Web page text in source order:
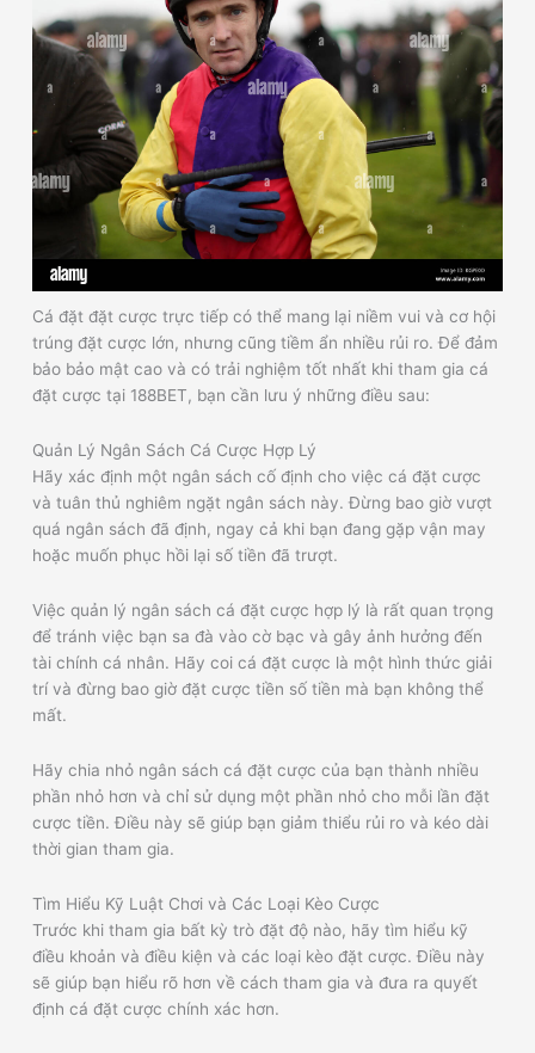
Cá đặt đặt cược trực tiếp có thể mang lại niềm vui và cơ hội
trúng đặt cược lớn, nhưng cũng tiềm ẩn nhiều rủi ro. Để đảm
bảo bảo mật cao và có trải nghiệm tốt nhất khi tham gia cá
đặt cược tại 188BET, bạn cần lưu ý những điều sau:
Quản Lý Ngân Sách Cá Cược Hợp Lý
Hãy xác định một ngân sách cố định cho việc cá đặt cược
và tuân thủ nghiêm ngặt ngân sách này. Đừng bao giờ vượt
quá ngân sách đã định, ngay cả khi bạn đang gặp vận may
hoặc muốn phục hồi lại số tiền đã trượt.
Việc quản lý ngân sách cá đặt cược hợp lý là rất quan trọng
để tránh việc bạn sa đà vào cờ bạc và gây ảnh hưởng đến
tài chính cá nhân. Hãy coi cá đặt cược là một hình thức giải
trí và đừng bao giờ đặt cược tiền số tiền mà bạn không thể
mất.
Hãy chia nhỏ ngân sách cá đặt cược của bạn thành nhiều
phần nhỏ hơn và chỉ sử dụng một phần nhỏ cho mỗi lần đặt
cược tiền. Điều này sẽ giúp bạn giảm thiểu rủi ro và kéo dài
thời gian tham gia.
Tìm Hiểu Kỹ Luật Chơi và Các Loại Kèo Cược
Trước khi tham gia bất kỳ trò đặt độ nào, hãy tìm hiểu kỹ
điều khoản và điều kiện và các loại kèo đặt cược. Điều này
sẽ giúp bạn hiểu rõ hơn về cách tham gia và đưa ra quyết
định cá đặt cược chính xác hơn.